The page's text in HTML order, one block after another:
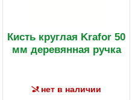
Кисть круглая Krafor 50
мм деревянная ручка
нет в наличии